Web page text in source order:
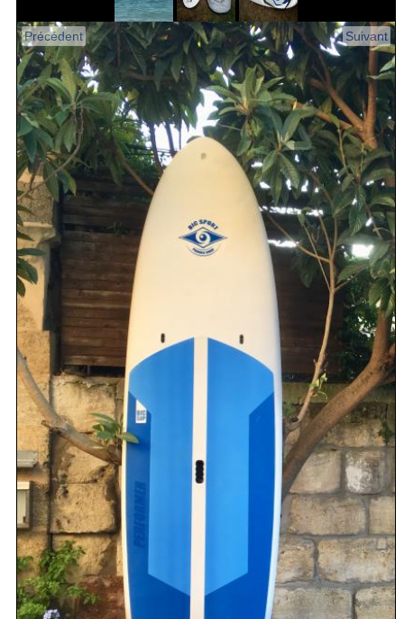
Précédent Suivant